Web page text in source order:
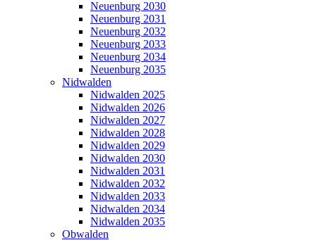
Neuenburg 2030
Neuenburg 2031
Neuenburg 2032
Neuenburg 2033
Neuenburg 2034
Neuenburg 2035
Nidwalden
Nidwalden 2025
Nidwalden 2026
Nidwalden 2027
Nidwalden 2028
Nidwalden 2029
Nidwalden 2030
Nidwalden 2031
Nidwalden 2032
Nidwalden 2033
Nidwalden 2034
Nidwalden 2035
Obwalden